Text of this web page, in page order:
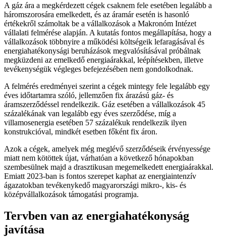
A gáz ára a megkérdezett cégek csaknem fele esetében legalább a
háromszorosára emelkedett, és az áramár esetén is hasonló
értékekről számoltak be a vállalkozások a Makronóm Intézet
vállalati felmérése alapján. A kutatás fontos megállapítása, hogy a
vállalkozások többnyire a működési költségeik lefaragásával és
energiahatékonysági beruházások megvalósításával próbálnak
megküzdeni az emelkedő energiaárakkal, leépítésekben, illetve
tevékenységük végleges befejezésében nem gondolkodnak.
A felmérés eredményei szerint a cégek mintegy fele legalább egy
éves időtartamra szóló, jellemzően fix árazású gáz- és
áramszerződéssel rendelkezik. Gáz esetében a vállalkozások 45
százalékának van legalább egy éves szerződése, míg a
villamosenergia esetében 57 százalékuk rendelkezik ilyen
konstrukcióval, mindkét esetben főként fix áron.
Azok a cégek, amelyek még meglévő szerződéseik érvényessége
miatt nem kötöttek újat, várhatóan a következő hónapokban
szembesülnek majd a drasztikusan megemelkedett energiaárakkal.
Emiatt 2023-ban is fontos szerepet kaphat az energiaintenzív
ágazatokban tevékenykedő magyarországi mikro-, kis- és
középvállalkozások támogatási programja.
Tervben van az energiahatékonyság
javítása